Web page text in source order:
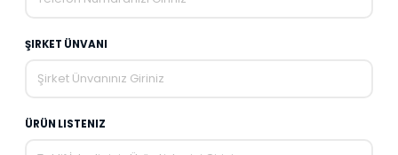
ŞIRKET ÜNVANI
ÜRÜN LISTENIZ